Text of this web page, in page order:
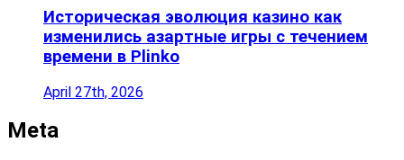
Историческая эволюция казино как
изменились азартные игры с течением
времени в Plinko
April 27th, 2026
Meta